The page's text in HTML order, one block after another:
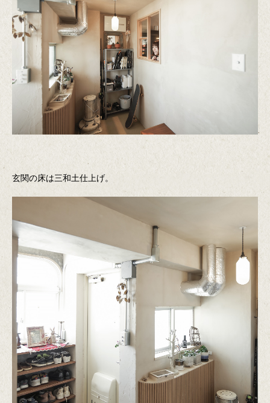
玄関の床は三和土仕上げ。